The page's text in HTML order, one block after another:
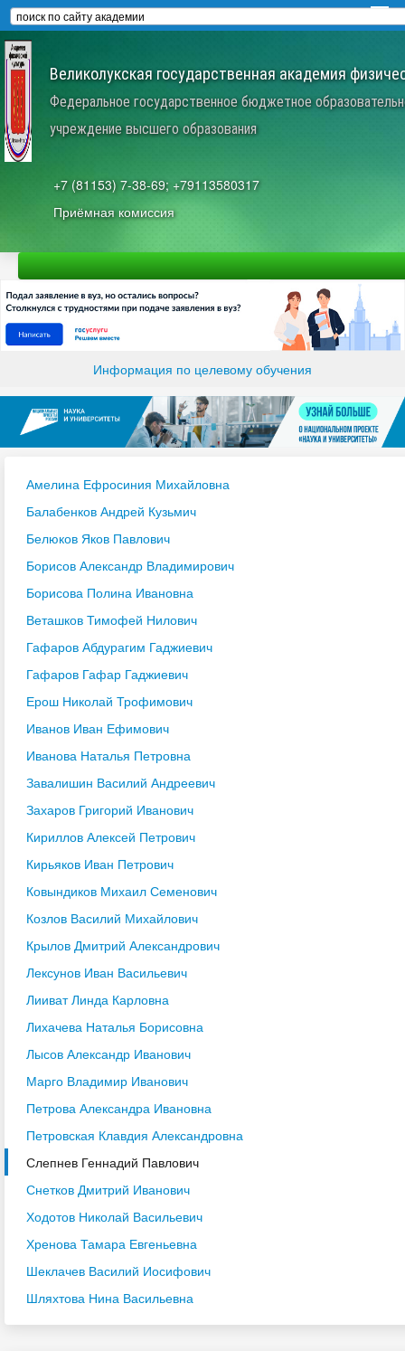
Великолукская государственная академия
Федеральное государственное бюджетное
учреждение высшего образования
+7 (81153) 7-38-69; +79113580317
Приёмная комиссия
Информация по целевому обучения
Амелина Ефросиния Михайловна
Балабенков Андрей Кузьмич
Белюков Яков Павлович
Борисов Александр Владимирович
Борисова Полина Ивановна
Веташков Тимофей Нилович
Гафаров Абдурагим Гаджиевич
Гафаров Гафар Гаджиевич
Ерош Николай Трофимович
Иванов Иван Ефимович
Иванова Наталья Петровна
Завалишин Василий Андреевич
Захаров Григорий Иванович
Кириллов Алексей Петрович
Кирьяков Иван Петрович
Ковындиков Михаил Семенович
Козлов Василий Михайлович
Крылов Дмитрий Александрович
Лексунов Иван Васильевич
Лииват Линда Карловна
Лихачева Наталья Борисовна
Лысов Александр Иванович
Марго Владимир Иванович
Петрова Александра Ивановна
Петровская Клавдия Александровна
Слепнев Геннадий Павлович
Снетков Дмитрий Иванович
Ходотов Николай Васильевич
Хренова Тамара Евгеньевна
Шеклачев Василий Иосифович
Шляхтова Нина Васильевна